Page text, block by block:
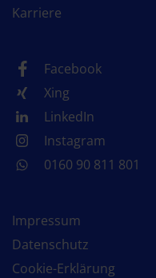
Karriere
Facebook
Xing
LinkedIn
Instagram
0160 90 811 801
Impressum
Datenschutz
Cookie-Erklärung